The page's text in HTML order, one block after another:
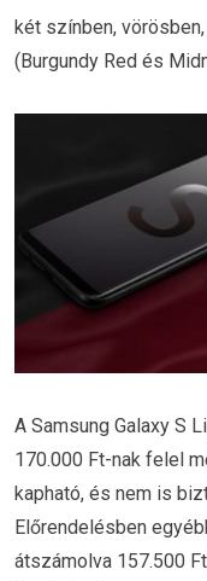
két színben,
(Burgundy Red és
A Samsung Galaxy S
170.000 Ft-nak felel
kapható, és nem is
Előrendelésben
átszámolva 157.500